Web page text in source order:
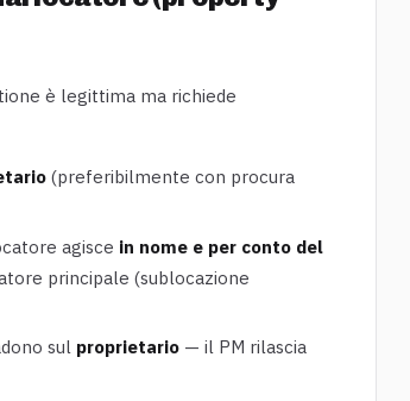
è legittima ma richiede
(preferibilmente con procura
agisce in nome e per conto del
principale (sublocazione
sul proprietario — il PM rilascia